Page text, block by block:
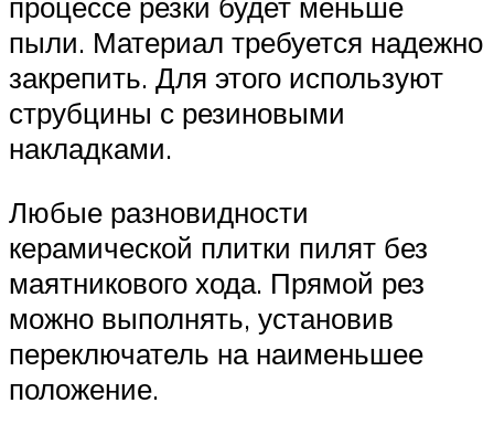
пыли. Материал требуется надежно
закрепить. Для этого используют
струбцины с резиновыми
накладками.
Любые разновидности
керамической плитки пилят без
маятникового хода. Прямой рез
можно выполнять, установив
переключатель на наименьшее
положение.